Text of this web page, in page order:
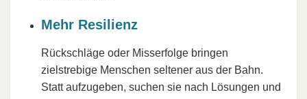
Mehr Resilienz
Rückschläge oder Misserfolge bringen
zielstrebige Menschen seltener aus der Bahn.
Statt aufzugeben, suchen sie nach Lösungen und